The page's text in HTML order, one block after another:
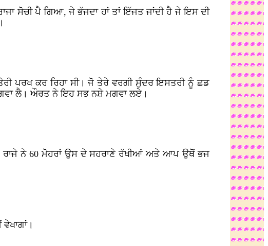
ਸੋਚੀ ਪੈ ਗਿਆ, ਜੇ ਭੱਜਦਾ ਹਾਂ ਤਾਂ ਇੱਜਤ ਜਾਂਦੀ ਹੈ ਜੇ ਇਸ ਦੀ
ਪਰਖ ਕਰ ਰਿਹਾ ਸੀ। ਜੋ ਤੇਰੇ ਵਰਗੀ ਸੁੰਦਰ ਇਸਤਰੀ ਨੂੰ ਛਡ
ਲੈ। ਔਰਤ ਨੇ ਇਹ ਸਭ ਨਸ਼ੇ ਮਗਵਾ ਲਏ।
ਨੇ 60 ਮੋਹਰਾਂ ਉਸ ਦੇ ਸਹਰਾਣੇ ਰੱਖੀਆਂ ਅਤੇ ਆਪ ਉਥੋਂ ਭਜ